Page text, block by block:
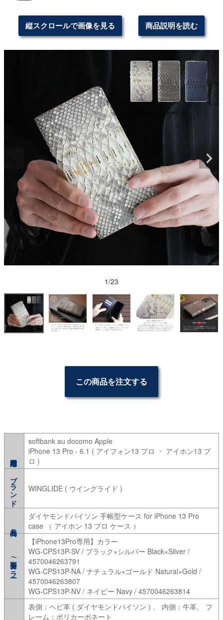
縦スクロールで画像を見る 商品説明を読む
1/23
この商品を注文する
softbank au docomo Apple
iPhone 13 Pro - 6.1 ( アイフォン13 プロ ・ アイホン13 プ
ロ )
ブランド WINGLIDE ( ウイングライド )
ダイヤモンドパイソン 手帳型ケース for iPhone 13 Pro
case （ アイホン 13 プロ ケース ）
型番/カラー
【iPhone13Pro専用】カラー
WG-CPS13P-SV / ブラック×シルバー Black×Silver /
4570046263791
WG-CPS13P-NA / ナチュラル×ゴールド Natural×Gold /
4570046263807
WG-CPS13P-NV / ネイビー Navy / 4570046263814
表側：ヘビ革 ( ダイヤモンドパイソン ) 、 内側：牛革、 フ
レーム：ポリカーボネート